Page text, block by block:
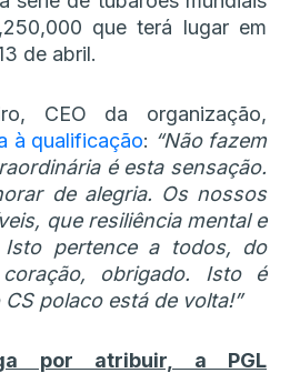
que terá lugar em
de abril.
CEO da organização,
à qualificação: “Não fazem
é esta sensação.
de alegria. Os nossos
que resiliência mental e
pertence a todos, do
obrigado. Isto é
polaco está de volta!”
por atribuir, a PGL